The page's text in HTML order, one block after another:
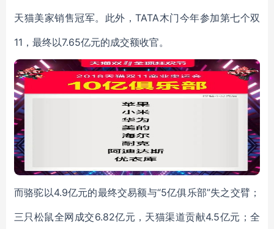
天猫美家销售冠军。此外，TATA木门今年参加第七个双
11，最终以7.65亿元的成交额收官。
而骆驼以4.9亿元的最终交易额与“5亿俱乐部”失之交臂；
三只松鼠全网成交6.82亿元，天猫渠道贡献4.5亿元；全